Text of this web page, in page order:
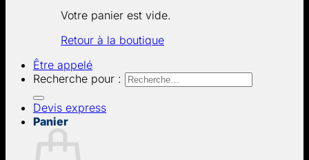
Votre panier est vide.
Retour à la boutique
Être appelé
Recherche pour :
Devis express
Panier